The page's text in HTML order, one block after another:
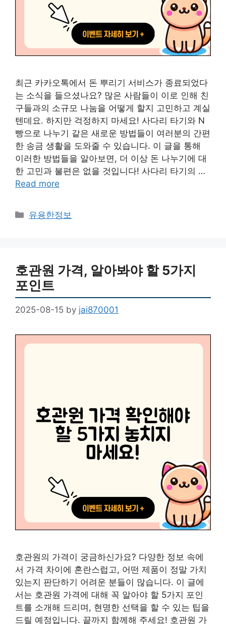
최근 카카오톡에서 돈 뿌리기 서비스가 종료되었다
는 소식을 들으셨나요? 많은 사람들이 이로 인해 친
구들과의 소규모 나눔을 어떻게 할지 고민하고 계실
텐데요. 하지만 걱정하지 마세요! 사다리 타기와 N
빵으로 나누기 같은 새로운 방법들이 여러분의 간편
한 송금 생활을 도와줄 수 있습니다. 이 글을 통해
이러한 방법들을 알아보면, 더 이상 돈 나누기에 대
한 고민과 불편은 없을 것입니다! 사다리 타기의 …
Read more
Categories
유용한정보
호관원 가격, 알아봐야 할 5가지
포인트
2025-08-15 by jai870001
호관원의 가격이 궁금하신가요? 다양한 정보 속에
서 가격 차이에 혼란스럽고, 어떤 제품이 정말 가치
있는지 판단하기 어려운 분들이 많습니다. 이 글에
서는 호관원 가격에 대해 꼭 알아야 할 5가지 포인
트를 소개해 드리며, 현명한 선택을 할 수 있는 팁을
드릴 예정입니다. 끝까지 함께해 주세요! 호관원 가